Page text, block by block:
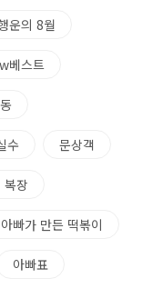
운의 8월
베스트
수 문상객
복장
아빠가 만든 떡볶이
아빠표